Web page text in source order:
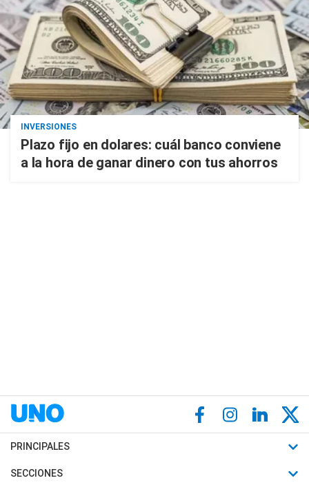
INVERSIONES
Plazo fijo en dolares: cuál banco conviene
a la hora de ganar dinero con tus ahorros
PRINCIPALES
Últimas Noticias
SECCIONES